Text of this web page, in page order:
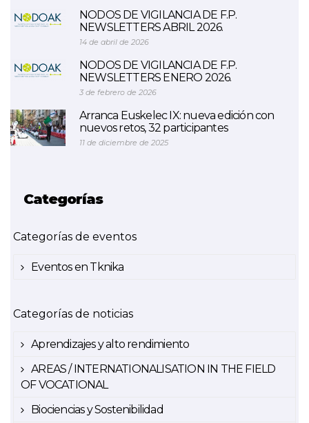
NODOS DE VIGILANCIA DE F.P.
NEWSLETTERS ABRIL 2026.
14 de abril de 2026
NODOS DE VIGILANCIA DE F.P.
NEWSLETTERS ENERO 2026.
3 de febrero de 2026
Arranca Euskelec IX: nueva edición con
nuevos retos, 32 participantes
11 de diciembre de 2025
Categorías
Categorías de eventos
Eventos en Tknika
Categorías de noticias
Aprendizajes y alto rendimiento
AREAS / INTERNATIONALISATION IN THE FIELD
OF VOCATIONAL
Biociencias y Sostenibilidad